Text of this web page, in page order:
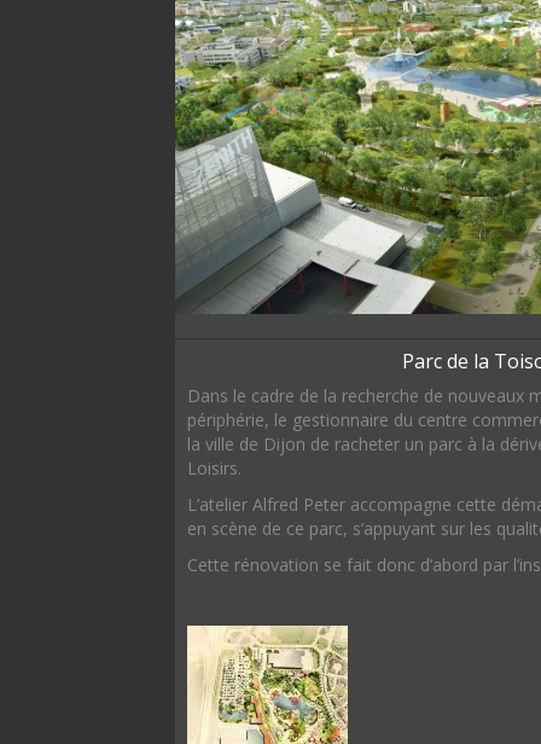
Parc de la
Dans le cadre de la recherche de nouveaux
périphérie, le gestionnaire du centre
la ville de Dijon de racheter un parc à la
Loisirs.
L’atelier Alfred Peter accompagne cette
en scène de ce parc, s’appuyant sur les
Cette rénovation se fait donc d’abord par